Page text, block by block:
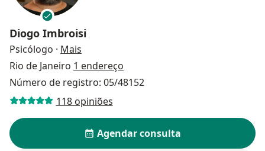
Diogo Imbroisi
Psicólogo · Mais
Rio de Janeiro 1 endereço
Número de registro: 05/48152
118 opiniões
Agendar consulta